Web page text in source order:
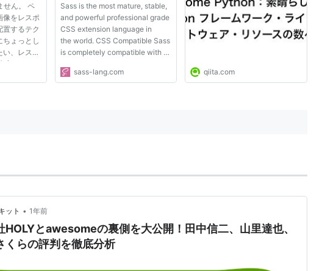
せん。 ペ
像をレスポ
置するテク
ちょっとし
、レスポ
定のうま
ートの極
Sass is the most mature, stable,
and powerful professional grade
CSS extension language in
the world. CSS Compatible Sass
is completely compatible with all
compatibility seriously, so that
sass-lang.com qiita.com
ット • 1年前
HOLYとawesomeの裏側を大公開！田中信二、山里達也、
くらの評判を徹底分析